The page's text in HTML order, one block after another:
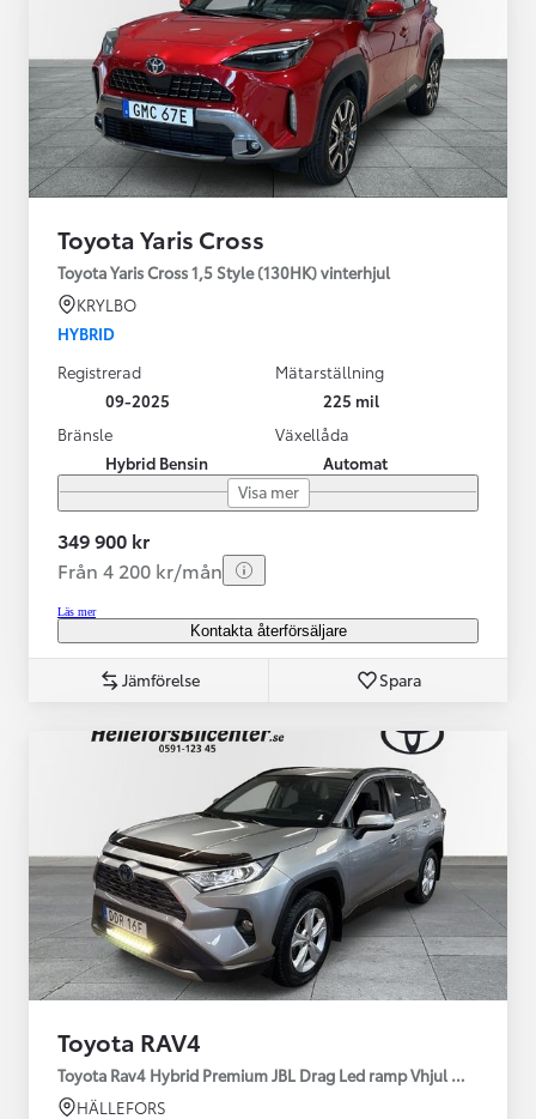
Toyota Yaris Cross
Toyota Yaris Cross 1,5 Style (130HK) vinterhjul
KRYLBO
HYBRID
Registrerad
09-2025
Mätarställning
225 mil
Bränsle
Hybrid Bensin
Växellåda
Automat
Visa mer
349 900 kr
Från 4 200 kr/mån
Läs mer
Kontakta återförsäljare
Jämförelse Spara
Toyota RAV4
Toyota Rav4 Hybrid Premium JBL Drag Led ramp Vhjul motorv
HÄLLEFORS